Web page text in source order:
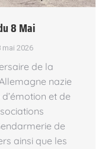
8 Mai
mai 2026
de la
nazie
et de
de
ainsi que les